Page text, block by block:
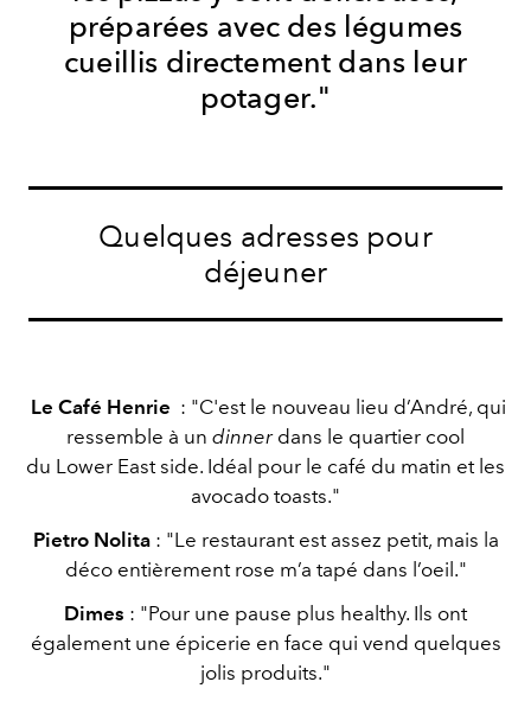
préparées avec des légumes
cueillis directement dans leur
potager."
Quelques adresses pour
déjeuner
Le Café Henrie : "C'est le nouveau lieu d’André, qui
ressemble à un dinnerdans le quartier cool
du Lower East side. Idéal pour le café du matin et les
avocado toasts."
Pietro Nolita: "Le restaurant est assez petit, mais la
déco entièrement rose m’a tapé dans l’oeil."
Dimes : "Pour une pause plus healthy. Ils ont
également une épicerie en face qui vend quelques
jolis produits."